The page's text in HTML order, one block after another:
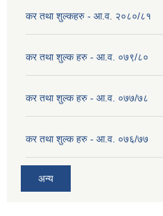
कर तथा शुल्कहरु - आ.व. २०८०/८१
कर तथा शुल्क हरु - आ.व. ०७९/८०
कर तथा शुल्क हरु - आ.व. ०७७/७८
कर तथा शुल्क हरु - आ.व. ०७६/७७
अन्य